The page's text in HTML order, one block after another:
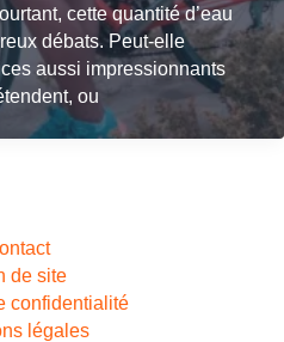
cette quantité d’eau
débats. Peut-elle
aussi impressionnants
ou
de site
confidentialité
légales